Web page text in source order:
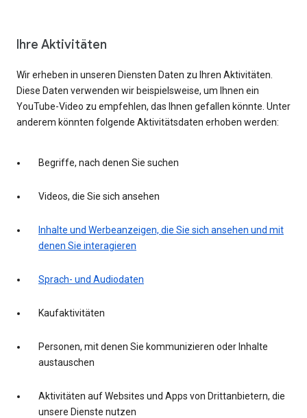
Ihre Aktivitäten
Wir erheben in unseren Diensten Daten zu Ihren Aktivitäten.
Diese Daten verwenden wir beispielsweise, um Ihnen ein
YouTube-Video zu empfehlen, das Ihnen gefallen könnte. Unter
anderem könnten folgende Aktivitätsdaten erhoben werden:
Begriffe, nach denen Sie suchen
Videos, die Sie sich ansehen
Inhalte und Werbeanzeigen, die Sie sich ansehen und mit
denen Sie interagieren
Sprach- und Audiodaten
Kaufaktivitäten
Personen, mit denen Sie kommunizieren oder Inhalte
austauschen
Aktivitäten auf Websites und Apps von Drittanbietern, die
unsere Dienste nutzen